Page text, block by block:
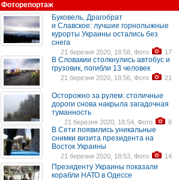
Фоторепортаж
Буковель, Драгобрат
и Славское: лучшие горнолыжные
курорты Украины остались без
снега
21 березня 2020, 18:58, Фото 17
В Словакии столкнулись автобус и
грузовик, погибли 13 человек
21 березня 2020, 18:56, Фото 21
Осторожно за рулем: столичные
дороги снова накрыла загадочная
туманность
21 березня 2020, 18:54, Фото 8
В Сети появились уникальные
снимки визита президента на
Восток Украины
21 березня 2020, 18:53, Фото 14
Президенту Украины показали
корабли НАТО в Одессе